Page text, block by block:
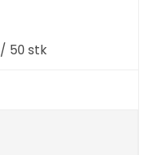
50 stk